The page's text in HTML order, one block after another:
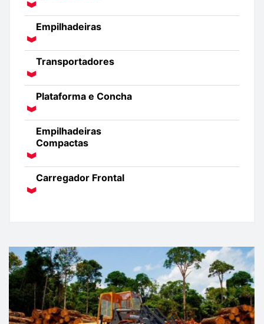
Empilhadeiras
Transportadores
Plataforma e Concha
Empilhadeiras
Compactas
Carregador Frontal